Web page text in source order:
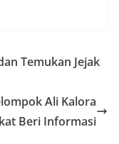
Temukan Jejak
Ali Kalora
Beri Informasi